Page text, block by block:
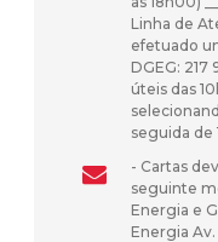
Linha de
efetuado
DGEG:
úteis das
seguida de
- Cartas
seguinte
Energia e
Energia